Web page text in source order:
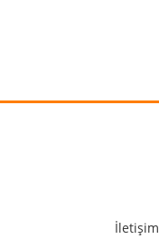
Ürün
Ürün bilgilerinde